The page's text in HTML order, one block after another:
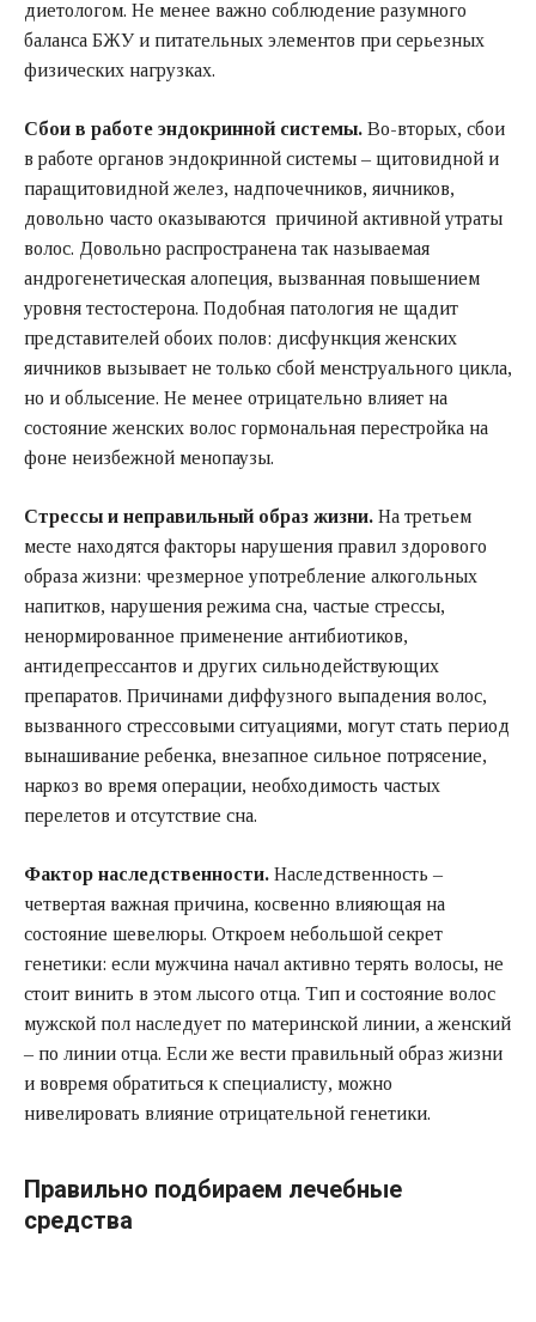
диетологом. Не менее важно соблюдение разумного
баланса БЖУ и питательных элементов при серьезных
физических нагрузках.
Сбои в работе эндокринной системы. Во-вторых, сбои
в работе органов эндокринной системы – щитовидной и
паращитовидной желез, надпочечников, яичников,
довольно часто оказываются причиной активной утраты
волос. Довольно распространена так называемая
андрогенетическая алопеция, вызванная повышением
уровня тестостерона. Подобная патология не щадит
представителей обоих полов: дисфункция женских
яичников вызывает не только сбой менструального цикла,
но и облысение. Не менее отрицательно влияет на
состояние женских волос гормональная перестройка на
фоне неизбежной менопаузы.
Стрессы и неправильный образ жизни. На третьем
месте находятся факторы нарушения правил здорового
образа жизни: чрезмерное употребление алкогольных
напитков, нарушения режима сна, частые стрессы,
ненормированное применение антибиотиков,
антидепрессантов и других сильнодействующих
препаратов. Причинами диффузного выпадения волос,
вызванного стрессовыми ситуациями, могут стать период
вынашивание ребенка, внезапное сильное потрясение,
наркоз во время операции, необходимость частых
перелетов и отсутствие сна.
Фактор наследственности. Наследственность –
четвертая важная причина, косвенно влияющая на
состояние шевелюры. Откроем небольшой секрет
генетики: если мужчина начал активно терять волосы, не
стоит винить в этом лысого отца. Тип и состояние волос
мужской пол наследует по материнской линии, а женский
– по линии отца. Если же вести правильный образ жизни
и вовремя обратиться к специалисту, можно
нивелировать влияние отрицательной генетики.
Правильно подбираем лечебные
средства